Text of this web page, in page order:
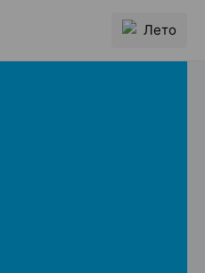
Лето